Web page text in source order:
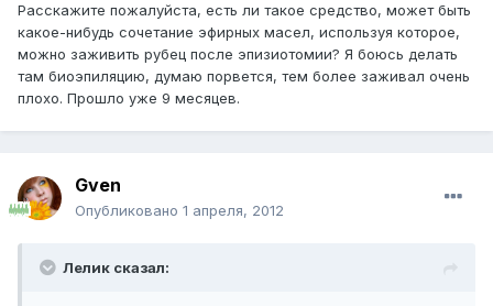
Расскажите пожалуйста, есть ли такое средство, может быть
какое-нибудь сочетание эфирных масел, используя которое,
можно заживить рубец после эпизиотомии? Я боюсь делать
там биоэпиляцию, думаю порвется, тем более заживал очень
плохо. Прошло уже 9 месяцев.
Gven
Опубликовано 1 апреля, 2012
Лелик сказал: